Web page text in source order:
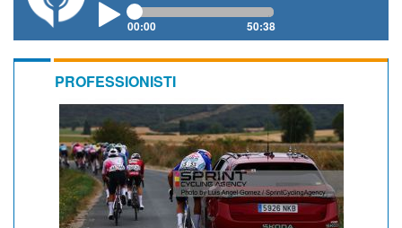
00:00 50:38
PROFESSIONISTI